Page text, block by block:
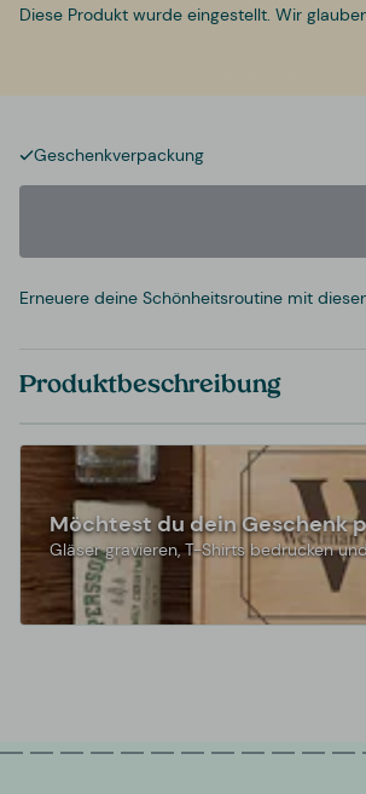
Diese Produkt wurde eingestellt. Wir
Geschenkverpackung
Erneuere deine Schönheitsroutine mit
Produktbeschreibung
Möchtest du dein Geschenk
Gläser gravieren, T-Shirts bedrucken